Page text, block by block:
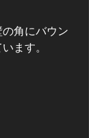
角にバウン
ます。